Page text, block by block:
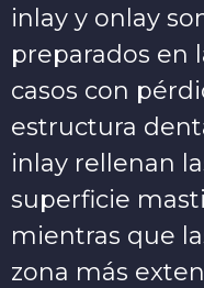
inlay y onlay
preparados en
casos con
estructura
inlay rellenan
superficie
mientras que
zona más